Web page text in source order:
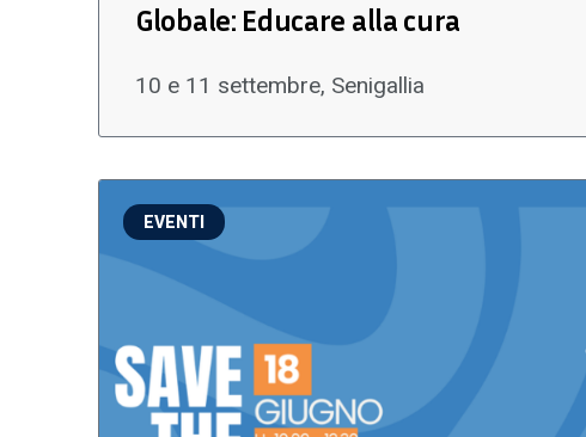
Globale: Educare alla cura
10 e 11 settembre, Senigallia
EVENTI